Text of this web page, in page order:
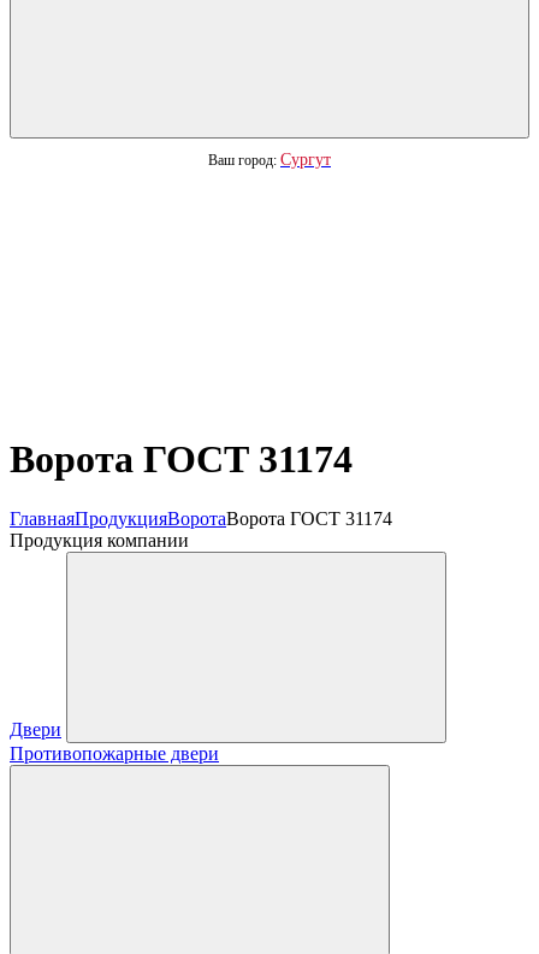
Ваш город: Сургут
Ворота ГОСТ 31174
ГлавнаяПродукцияВоротаВорота ГОСТ 31174
Продукция компании
Двери
Противопожарные двери